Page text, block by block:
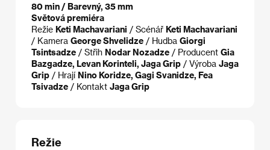
80 min / Barevný, 35 mm
Světová premiéra
Režie Keti Machavariani / Scénář Keti Machavariani
/ Kamera George Shvelidze / Hudba Giorgi
Tsintsadze / Střih Nodar Nozadze / Producent Gia
Bazgadze, Levan Korinteli, Jaga Grip / Výroba Jaga
Grip / Hrají Nino Koridze, Gagi Svanidze, Fea
Tsivadze / Kontakt Jaga Grip
Režie